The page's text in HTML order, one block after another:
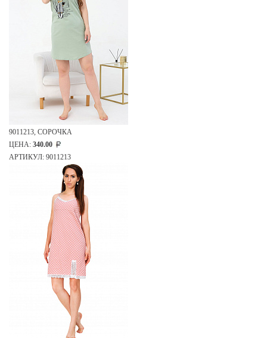
9011213, СОРОЧКА
ЦЕНА: 340.00
АРТИКУЛ: 9011213